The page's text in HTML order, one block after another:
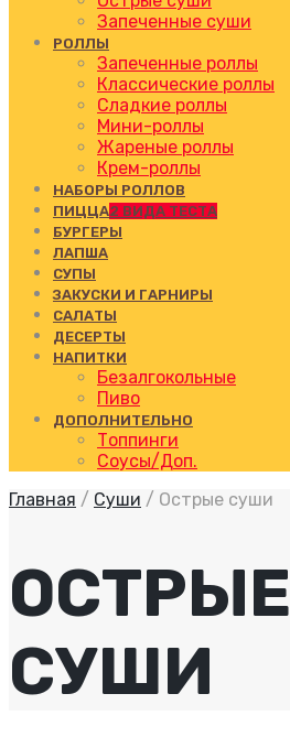
Запеченные суши
РОЛЛЫ
Запеченные роллы
Классические роллы
Сладкие роллы
Мини-роллы
Жареные роллы
Крем-роллы
НАБОРЫ РОЛЛОВ
ПИЦЦА2 ВИДА ТЕСТА
БУРГЕРЫ
ЛАПША
СУПЫ
ЗАКУСКИ И ГАРНИРЫ
САЛАТЫ
ДЕСЕРТЫ
НАПИТКИ
Безалгокольные
Пиво
ДОПОЛНИТЕЛЬНО
Топпинги
Соусы/Доп.
Главная / Суши / Острые суши
ОСТРЫЕ
СУШИ